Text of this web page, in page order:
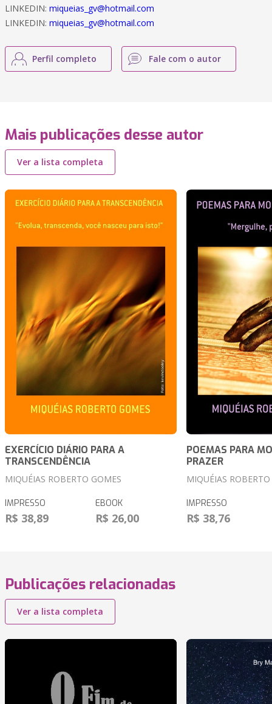
LINKEDIN: miqueias_gv@hotmail.com
LINKEDIN: miqueias_gv@hotmail.com
Perfil completo Fale com o autor
Mais publicações desse autor
Ver a lista completa
EXERCÍCIO DIÁRIO PARA A
TRANSCENDÊNCIA
MIQUÉIAS ROBERTO GOMES
IMPRESSO
R$ 38,89
EBOOK
R$ 26,00
POEMAS PARA
PRAZER
MIQUÉIAS
IMPRESSO
R$ 38,76
Publicações relacionadas
Ver a lista completa